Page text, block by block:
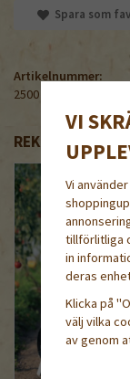
Spara som
Artikelnummer:
2500
VI
Vi
tillförlitliga
in
deras
Klicka på
välj vilka
av genom